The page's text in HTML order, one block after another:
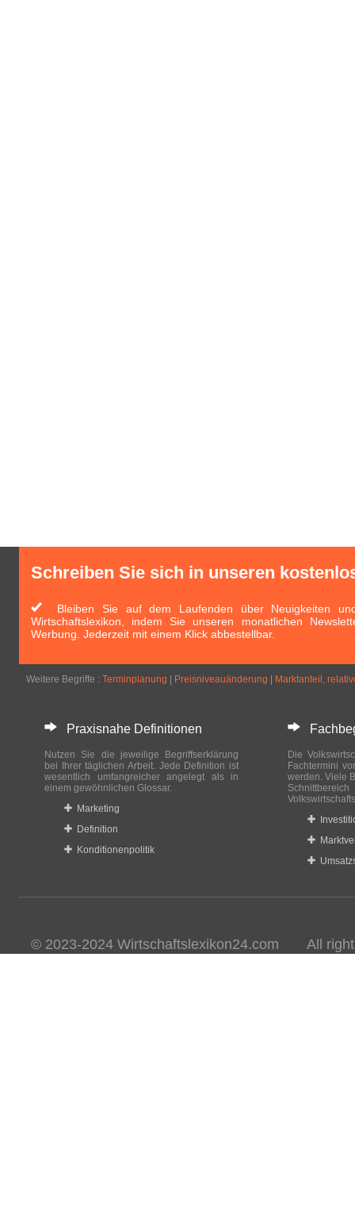
Schreiben Sie sich in unseren
Bleiben Sie auf dem Laufenden über Neuigkeiten
Wirtschaftslexikon, indem Sie unseren monatlichen
Werbung. Jederzeit mit einem Klick abbestellbar.
Weitere Begriffe : Terminplanung Preisniveauänderung Marktanteil,
Praxisnahe Definitionen
Nutzen Sie die jeweilige Begriffserklärung
bei Ihrer täglichen Arbeit. Jede Definition ist
wesentlich umfangreicher angelegt als in
einem gewöhnlichen Glossar.
Marketing
Definition
Konditionenpolitik
Die
Fachtermini
werden. Viele
© 2023-2024 Wirtschaftslexikon24.com All